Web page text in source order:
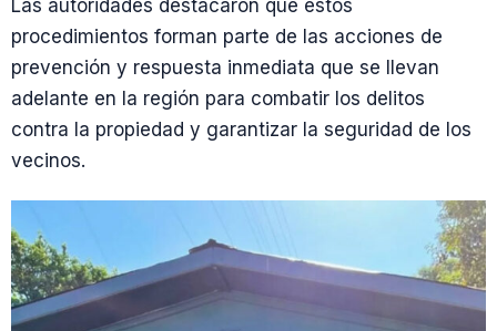
Las autoridades destacaron que estos
procedimientos forman parte de las acciones de
prevención y respuesta inmediata que se llevan
adelante en la región para combatir los delitos
contra la propiedad y garantizar la seguridad de los
vecinos.